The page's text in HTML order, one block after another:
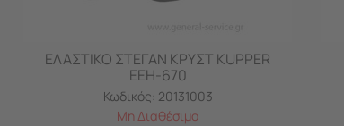
ΕΛΑΣΤΙΚΟ ΣΤΕΓΑΝ ΚΡΥΣΤ KUPPER
EEH-670
Κωδικός: 20131003
Μη Διαθέσιμο